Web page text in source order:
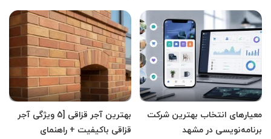
معیارهای انتخاب بهترین شرکت
برنامه‌نویسی در مشهد
بهترین آجر قزاقی [5 ویژگی آجر
قزاقی باکیفیت + راهنمای